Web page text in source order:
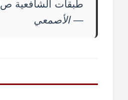
طبقات الشافعية ص149”
—الأصمعي